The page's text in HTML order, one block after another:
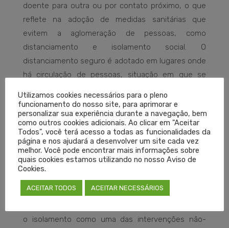
doente para outra ou por contato próximo, o que
reflete na adoção de medidas sanitárias que
evitem a aglomeração de pessoas, como
distanciamento e isolamento social. O
distanciamento seguro é adotado em lugares onde
há circulação de pessoas, situação em que se
para evitar a contaminação por aerossóis. Já o
isolamento é considerado como umlockdown , ou
seja, a completa e restrita circulação de pessoas
(confinamento) a fim de que a transmissão do vírus
seja freada de maneira mais rigorosa.
O que diz a OMS?
o isolamento como uma das intervenções não-
Utilizamos cookies necessários para o pleno
funcionamento do nosso site, para aprimorar e
personalizar sua experiência durante a navegação, bem
como outros cookies adicionais. Ao clicar em "Aceitar
Todos", você terá acesso a todas as funcionalidades da
página e nos ajudará a desenvolver um site cada vez
melhor. Você pode encontrar mais informações sobre
quais cookies estamos utilizando no nosso Aviso de
Cookies.
ACEITAR TODOS ACEITAR NECESSÁRIOS